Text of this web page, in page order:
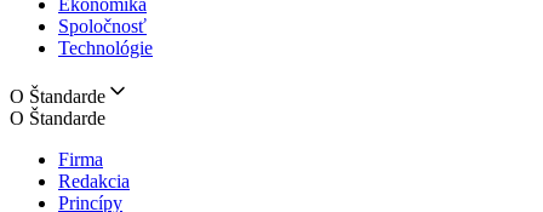
Ekonomika
Spoločnosť
Technológie
O Štandarde
O Štandarde
Firma
Redakcia
Princípy